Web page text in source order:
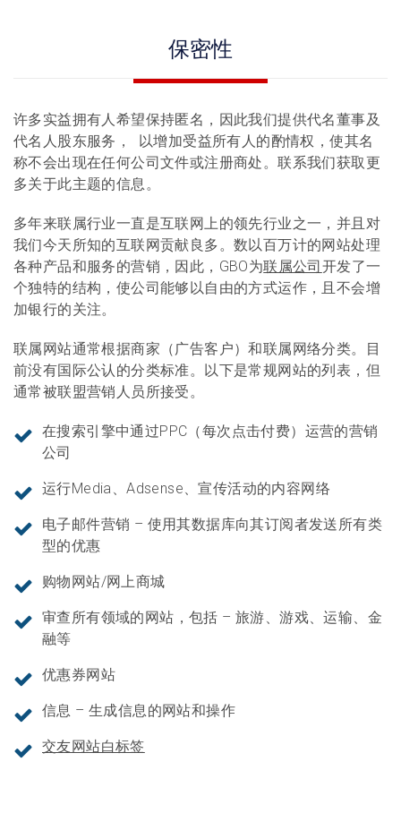
保密性
许多实益拥有人希望保持匿名，因此我们提供代名董事及
代名人股东服务， 以增加受益所有人的酌情权，使其名
称不会出现在任何公司文件或注册商处。联系我们获取更
多关于此主题的信息。
多年来联属行业一直是互联网上的领先行业之一，并且对
我们今天所知的互联网贡献良多。数以百万计的网站处理
各种产品和服务的营销，因此，GBO为联属公司开发了一
个独特的结构，使公司能够以自由的方式运作，且不会增
加银行的关注。
联属网站通常根据商家（广告客户）和联属网络分类。目
前没有国际公认的分类标准。以下是常规网站的列表，但
通常被联盟营销人员所接受。
在搜索引擎中通过PPC（每次点击付费）运营的营销
公司
运行Media、Adsense、宣传活动的内容网络
电子邮件营销 – 使用其数据库向其订阅者发送所有类
型的优惠
购物网站/网上商城
审查所有领域的网站，包括 – 旅游、游戏、运输、金
融等
优惠券网站
信息 – 生成信息的网站和操作
交友网站白标签